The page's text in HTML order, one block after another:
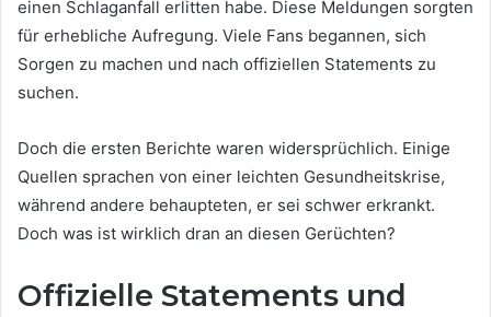
einen Schlaganfall erlitten habe. Diese Meldungen sorgten
für erhebliche Aufregung. Viele Fans begannen, sich
Sorgen zu machen und nach offiziellen Statements zu
suchen.
Doch die ersten Berichte waren widersprüchlich. Einige
Quellen sprachen von einer leichten Gesundheitskrise,
während andere behaupteten, er sei schwer erkrankt.
Doch was ist wirklich dran an diesen Gerüchten?
Offizielle Statements und